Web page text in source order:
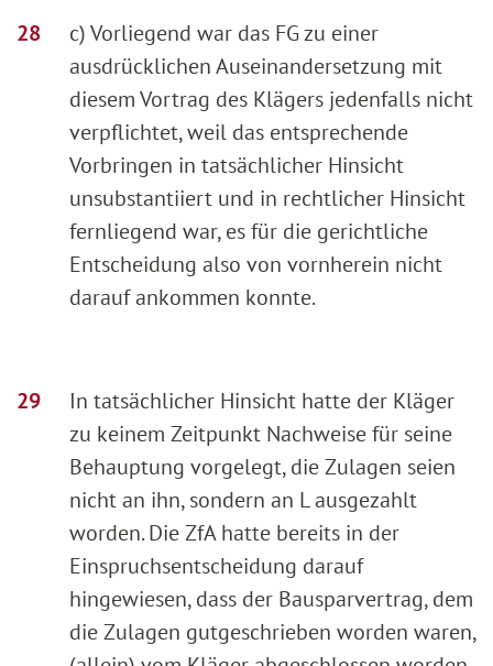
c) Vorliegend war das FG zu einer
ausdrücklichen Auseinandersetzung mit
diesem Vortrag des Klägers jedenfalls nicht
verpflichtet, weil das entsprechende
Vorbringen in tatsächlicher Hinsicht
unsubstantiiert und in rechtlicher Hinsicht
fernliegend war, es für die gerichtliche
Entscheidung also von vornherein nicht
darauf ankommen konnte.
In tatsächlicher Hinsicht hatte der Kläger
zu keinem Zeitpunkt Nachweise für seine
Behauptung vorgelegt, die Zulagen seien
nicht an ihn, sondern an L ausgezahlt
worden. Die ZfA hatte bereits in der
Einspruchsentscheidung darauf
hingewiesen, dass der Bausparvertrag, dem
die Zulagen gutgeschrieben worden waren,